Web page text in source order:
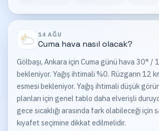
14 AĞU
Cumahava nasıl olacak?
Gölbaşı, Ankara için Cuma günü hava 30° /
bekleniyor. Yağış ihtimali %0. Rüzgarın 12
esmesi bekleniyor. Yağış ihtimali düşük
planları için genel tablo daha elverişli
gece sıcaklığı arasında fark olabileceği için
kıyafet seçimine dikkat edilmelidir.